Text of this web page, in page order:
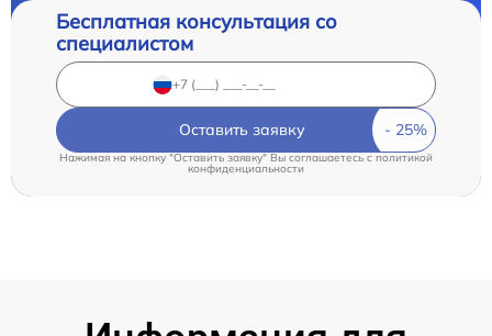
Бесплатная консультация со
специалистом
Оставить заявку
Нажимая на кнопку "Оставить заявку" Вы соглашаетесь cполитикой
конфиденциальности